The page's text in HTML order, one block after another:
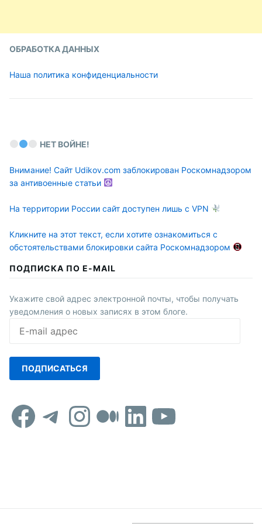
ОБРАБОТКА ДАННЫХ
Наша политика конфиденциальности
НЕТ ВОЙНЕ!
Внимание! Сайт Udikov.com заблокирован Роскомнадзором
за антивоенные статьи
На территории России сайт доступен лишь с VPN
Кликните на этот текст, если хотите ознакомиться с
обстоятельствами блокировки сайта Роскомнадзором
ПОДПИСКА ПО E-MAIL
Укажите свой адрес электронной почты, чтобы получать
уведомления о новых записях в этом блоге.
mail
ПОДПИСАТЬСЯ
Facebook
Telegram
Instagram
Средний
LinkedIn